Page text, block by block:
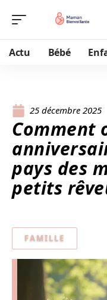
Actu Bébé
25 décembre 2025
Comment
pays des
petits
FAMILLE